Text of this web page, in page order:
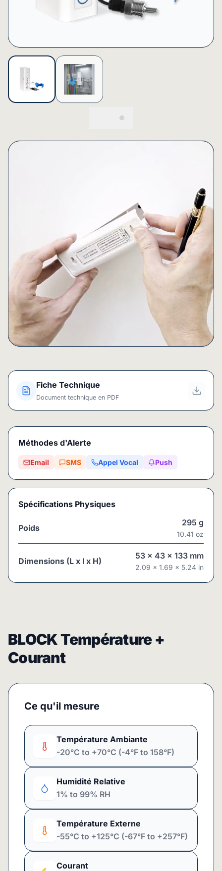
Fiche Technique
Document technique en PDF
Méthodes d'Alerte
Email SMS Appel Vocal Push
Spécifications Physiques
Poids
295 g
10.41 oz
Dimensions (L x l x H)
53 x 43 x 133 mm
2.09 x 1.69 x 5.24 in
BLOCK Température +
Courant
Ce qu'il mesure
Température Ambiante
-20°C to +70°C (-4°F to 158°F)
Humidité Relative
1% to 99% RH
Température Externe
-55°C to +125°C (-67°F to +257°F)
Courant